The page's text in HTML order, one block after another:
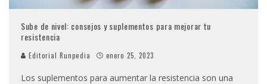
Sube de nivel: consejos y suplementos para mejorar tu
resistencia
Editorial Runpedia enero 25, 2023
Los suplementos para aumentar la resistencia son una